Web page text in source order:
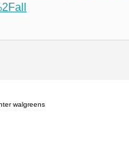
walgreens